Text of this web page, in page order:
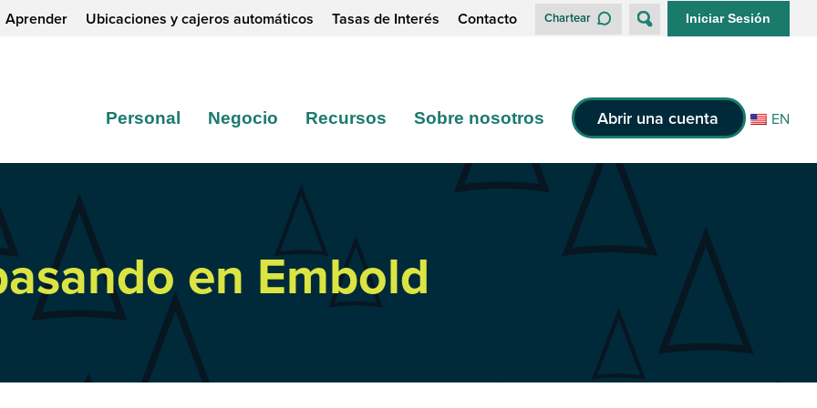
Aprender Ubicaciones y cajeros automáticos Tasas de Interés Contacto Chartear Iniciar Sesión
Personal Negocio Recursos Sobre nosotros Abrir una cuenta EN
en Embold